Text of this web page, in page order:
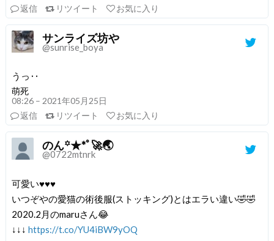
返信
リツイート お気に入り
サンライズ坊や
@sunrise_boya
うっ‥
萌死
08:26 – 2021年05月25日
返信
リツイート お気に入り
のん꙳★*ﾟ🚀🌏
@0722mtnrk
可愛い♥️♥️♥️
いつぞやの愛猫の術後服(ストッキング)とはエラい違い🤣🤣
2020.2月のmaruさん😂
↓↓↓ https://t.co/YU4iBW9yOQ